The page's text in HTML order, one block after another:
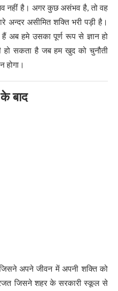
नहीं है। अगर कुछ असंभव है, तो वह
अन्दर असीमित शक्ति भरी पड़ी है।
अब हमे उसका पूर्ण रूप से ज्ञान हो
हो सकता है जब हम खुद को चुनौती
होगा।
बाद
अपने जीवन में अपनी शक्ति को
जिसने शहर के सरकारी स्कूल से